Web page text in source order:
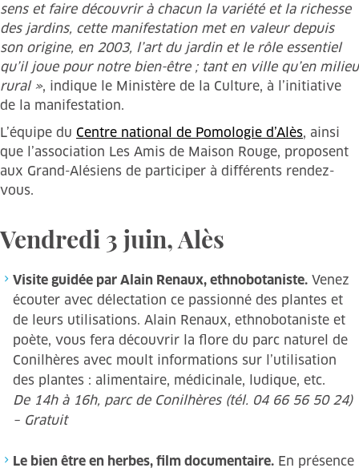
sens et faire découvrir à chacun la variété et la richesse
des jardins, cette manifestation met en valeur depuis
son origine, en 2003, l’art du jardin et le rôle essentiel
qu’il joue pour notre bien-être ; tant en ville qu’en milieu
rural », indique le Ministère de la Culture, à l’initiative
de la manifestation.
L’équipe du Centre national de Pomologie d’Alès, ainsi
que l’association Les Amis de Maison Rouge, proposent
aux Grand-Alésiens de participer à différents rendez-
vous.
Vendredi 3 juin, Alès
Visite guidée par Alain Renaux, ethnobotaniste. Venez
écouter avec délectation ce passionné des plantes et
de leurs utilisations. Alain Renaux, ethnobotaniste et
poète, vous fera découvrir la flore du parc naturel de
Conilhères avec moult informations sur l’utilisation
des plantes : alimentaire, médicinale, ludique, etc.
De 14h à 16h, parc de Conilhères (tél. 04 66 56 50 24)
– Gratuit
Le bien être en herbes, film documentaire. En présence